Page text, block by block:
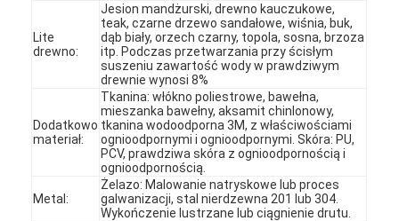
Do domu
Lite
drewno:
Jesion mandżurski, drewno kauczukowe,
teak, czarne drzewo sandałowe, wiśnia, buk,
dąb biały, orzech czarny, topola, sosna, brzoza
itp. Podczas przetwarzania przy ścisłym
suszeniu zawartość wody w prawdziwym
drewnie wynosi 8%
Dodatkowo
materiał:
Tkanina: włókno poliestrowe, bawełna,
mieszanka bawełny, aksamit chinlonowy,
tkanina wodoodporna 3M, z właściwościami
ognioodpornymi i ognioodpornymi. Skóra: PU,
PCV, prawdziwa skóra z ognioodpornością i
ognioodpornością.
Metal:
Żelazo: Malowanie natryskowe lub proces
galwanizacji, stal nierdzewna 201 lub 304.
Wykończenie lustrzane lub ciągnienie drutu.